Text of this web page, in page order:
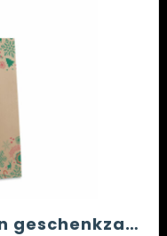
BAO MEDIUM - Papieren geschenkzakje medium